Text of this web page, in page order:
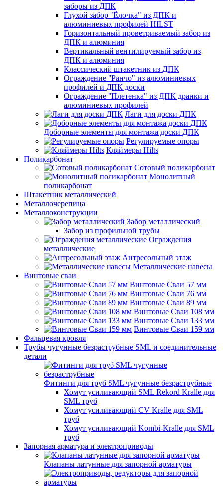
заборы из ДПК
Глухой забор "Ёлочка" из ДПК и
алюминиевых профилей HILST
Горизонтальный проветриваемый забор из
ДПК и алюминия
Вертикальный вентилируемый забор из
ДПК и алюминия
Классический штакетник из ДПК
Ограждение "Ранчо" из алюминиевых
профилей и ДПК доски
Ограждение "Плетенка" из ДПК дранки и
алюминиевых профилей
Лаги для доски ДПК
Доборные элементы для монтажа доски ДПК
Регулируемые опоры
Кляймеры Hilts
Поликарбонат
Сотовый поликарбонат
Монолитный
поликарбонат
Штакетник металлический
Металлочерепица
Металлоконструкции
Забор металлический
Забор из профильной трубы
Ограждения
металлические
Антресольный этаж
Металлические навесы
Винтовые сваи
Винтовые Сваи 57 мм
Винтовые Сваи 76 мм
Винтовые Сваи 89 мм
Винтовые Сваи 108 мм
Винтовые Сваи 133 мм
Винтовые Сваи 159 мм
Фальцевая кровля
Трубы чугунные безраструбные SML и соединительные
детали
Фитинги для труб SML чугунные безраструбные
Хомут усиливающий SML Rekord Kralle для
SML труб
Хомут усиливающий CV Kralle для SML
труб
Хомут усиливающий Kombi-Kralle для SML
труб
Запорная арматура и электроприводы
Клапаны латунные для запорной арматуры